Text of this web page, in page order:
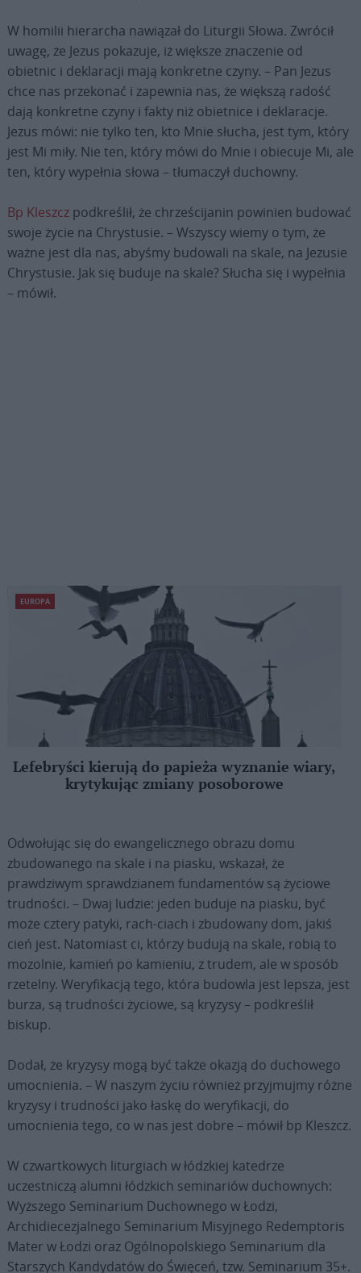
W homilii hierarcha nawiązał do Liturgii Słowa. Zwrócił
uwagę, że Jezus pokazuje, iż większe znaczenie od
obietnic i deklaracji mają konkretne czyny. – Pan Jezus
chce nas przekonać i zapewnia nas, że większą radość
dają konkretne czyny i fakty niż obietnice i deklaracje.
Jezus mówi: nie tylko ten, kto Mnie słucha, jest tym, który
jest Mi miły. Nie ten, który mówi do Mnie i obiecuje Mi, ale
ten, który wypełnia słowa – tłumaczył duchowny.
Bp Kleszczpodkreślił, że chrześcijanin powinien budować
swoje życie na Chrystusie. – Wszyscy wiemy o tym, że
ważne jest dla nas, abyśmy budowali na skale, na Jezusie
Chrystusie. Jak się buduje na skale? Słucha się i wypełnia
– mówił.
EUROPA
Lefebryści kierują do papieża wyznanie wiary,
krytykując zmiany posoborowe
Odwołując się do ewangelicznego obrazu domu
zbudowanego na skale i na piasku, wskazał, że
prawdziwym sprawdzianem fundamentów są życiowe
trudności. – Dwaj ludzie: jeden buduje na piasku, być
może cztery patyki, rach-ciach i zbudowany dom, jakiś
cień jest. Natomiast ci, którzy budują na skale, robią to
mozolnie, kamień po kamieniu, z trudem, ale w sposób
rzetelny. Weryfikacją tego, która budowla jest lepsza, jest
burza, są trudności życiowe, są kryzysy – podkreślił
biskup.
Dodał, że kryzysy mogą być także okazją do duchowego
umocnienia. – W naszym życiu również przyjmujmy różne
kryzysy i trudności jako łaskę do weryfikacji, do
umocnienia tego, co w nas jest dobre – mówił bp Kleszcz.
W czwartkowych liturgiach w łódzkiej katedrze
uczestniczą alumni łódzkich seminariów duchownych:
Wyższego Seminarium Duchownego w Łodzi,
Archidiecezjalnego Seminarium Misyjnego Redemptoris
Mater w Łodzi oraz Ogólnopolskiego Seminarium dla
Starszych Kandydatów do Święceń, tzw. Seminarium 35+.